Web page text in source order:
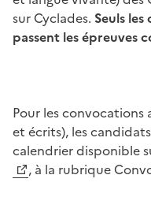
sur Cyclades. Seuls
passent les épreuves
Pour les convocations
et écrits), les
calendrier disponible
, à la rubrique